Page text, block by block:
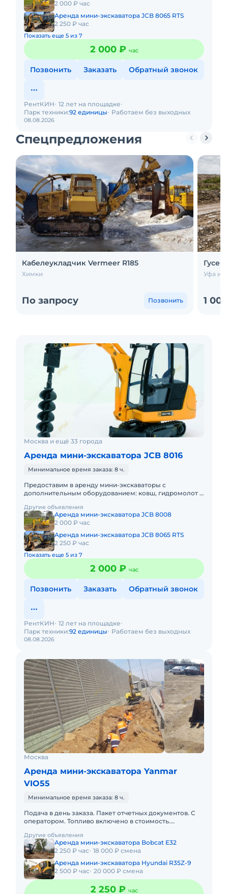
2 000 ₽ час
Аренда мини-экскаватора JCB 8065 RTS
2 250 ₽ час
Показать еще 5 из 7
2 000 ₽ час
Позвонить Заказать Обратный звонок
08.08.2026
РентКИН 12 лет на площадке
Парк техники:92 единицы Работаем без выходных
Спецпредложения
Кабелеукладчик Vermeer R185
Химки
По запросу Позвонить
Уфа и
1
Москва и ещё 33 города
Аренда мини-экскаватора JCB 8016
Минимальное время заказа: 8 ч.
Предоставим в аренду мини-экскаваторы с
дополнительным оборудованием: ковш, гидромолот и
часов работы + 1 час
Другие объявления
Аренда мини-экскаватора JCB 8008
2 000 ₽ час
Аренда мини-экскаватора JCB 8065 RTS
2 250 ₽ час
Показать еще 5 из 7
2 000 ₽ час
Позвонить Заказать Обратный звонок
08.08.2026
РентКИН 12 лет на площадке
Парк техники:92 единицы Работаем без выходных
Москва
Аренда мини-экскаватора Yanmar
VIO55
Минимальное время заказа: 8 ч.
Подача в день заказа. Пакет отчетных документов. С
оператором. Топливо включено в стоимость.
свободна.
Другие объявления
Аренда мини-экскаватора Bobcat E32
2 250 ₽ час 18 000 ₽ смена
Аренда мини-экскаватора Hyundai R35Z-9
2 500 ₽ час 20 000 ₽ смена
2 250 ₽ час